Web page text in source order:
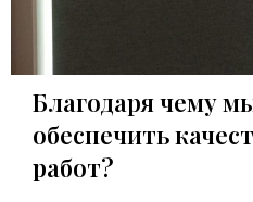
Благодаря чему
обеспечить
работ?